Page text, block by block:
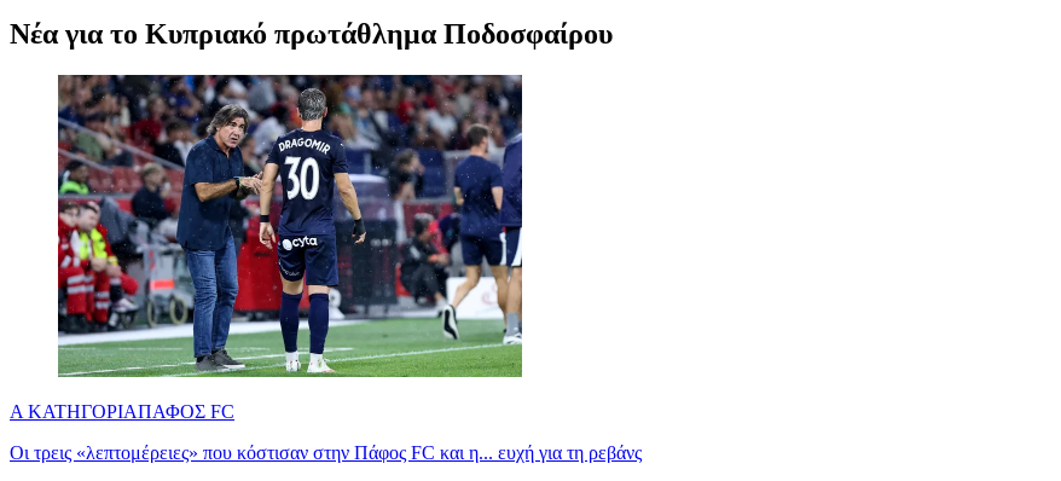
Νέα για το Κυπριακό πρωτάθλημα Ποδοσφαίρου
Α ΚΑΤΗΓΟΡΙΑΠΑΦΟΣ FC
Οι τρεις «λεπτομέρειες» που κόστισαν στην Πάφος FC και η... ευχή για τη ρεβάνς